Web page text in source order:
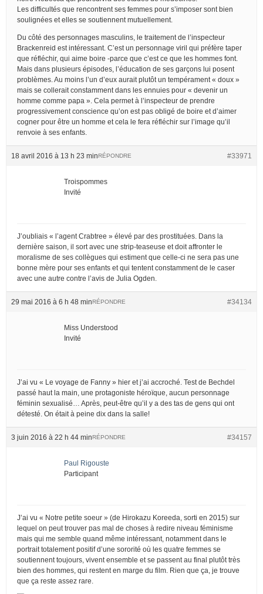
Les difficultés que rencontrent ses femmes pour s’imposer sont bien
soulignées et elles se soutiennent mutuellement.
Du côté des personnages masculins, le traitement de l’inspecteur
Brackenreid est intéressant. C’est un personnage viril qui préfère taper
que réfléchir, qui aime boire -parce que c’est ce que les hommes font.
Mais dans plusieurs épisodes, l’éducation de ses garçons lui posent
problèmes. Au moins l’un d’eux aurait plutôt un tempérament « doux »
mais se collerait constamment dans les ennuies pour « devenir un
homme comme papa ». Cela permet à l’inspecteur de prendre
progressivement conscience qu’on est pas obligé de boire et d’aimer
cogner pour être un homme et cela le fera réfléchir sur l’image qu’il
renvoie à ses enfants.
18 avril 2016 à 13 h 23 min #33971
RÉPONDRE
Troispommes
Invité
J’oubliais « l’agent Crabtree » élevé par des prostituées. Dans la
dernière saison, il sort avec une strip-teaseuse et doit affronter le
moralisme de ses collègues qui estiment que celle-ci ne sera pas une
bonne mère pour ses enfants et qui tentent constamment de le caser
avec une autre contre l’avis de Julia Ogden.
29 mai 2016 à 6 h 48 min #34134
RÉPONDRE
Miss Understood
Invité
J’ai vu « Le voyage de Fanny » hier et j’ai accroché. Test de Bechdel
passé haut la main, une protagoniste héroïque, aucun personnage
féminin sexualisé… Après, peut-être qu’il y a des tas de gens qui ont
détesté. On était à peine dix dans la salle!
3 juin 2016 à 22 h 44 min #34157
RÉPONDRE
Paul Rigouste
Participant
J’ai vu « Notre petite soeur » (de Hirokazu Koreeda, sorti en 2015) sur
lequel on peut trouver pas mal de choses à redire niveau féminisme
mais qui me semble quand même intéressant, notamment dans le
portrait totalement positif d’une sororité où les quatre femmes se
soutiennent toujours, vivent ensemble et se passent au final plutôt très
bien des hommes, qui restent en marge du film. Rien que ça, je trouve
que ça reste assez rare.